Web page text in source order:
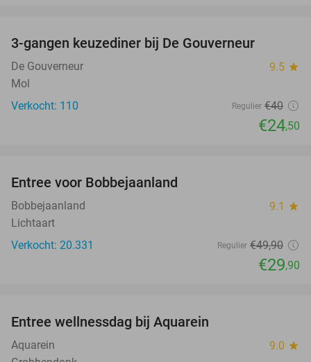
3-gangen keuzediner bij De Gouverneur
De Gouverneur 9.5 star
Mol
Verkocht: 110
Regulier €40
€24,50
Entree voor Bobbejaanland
Bobbejaanland 9.1 star
Lichtaart
Verkocht: 20.331
Regulier €49,90
€29,90
Entree wellnessdag bij Aquarein
Aquarein 9.0 star